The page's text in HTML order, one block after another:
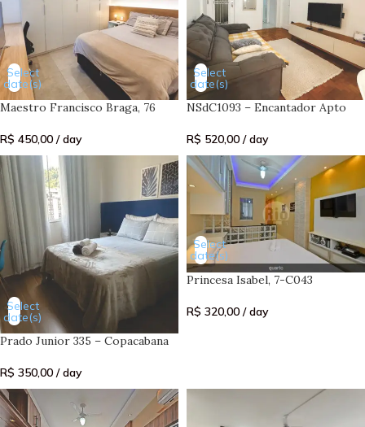
Select
date(s)
Maestro Francisco Braga, 76
R$ 450,00 / day
Select
date(s)
NSdC1093 – Encantador Apto
R$ 520,00 / day
Select
date(s)
Prado Junior 335 – Copacabana
R$ 350,00 / day
Select
date(s)
Princesa Isabel, 7-C043
R$ 320,00 / day